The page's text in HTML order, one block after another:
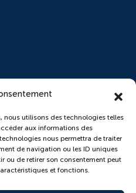
nous utilisons des technologies telles
aux informations des
nous permettra de traiter
de navigation ou les ID uniques
ou de retirer son consentement peut
et fonctions.